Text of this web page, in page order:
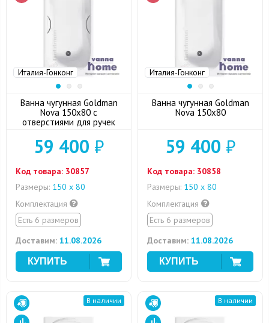
Италия-Гонконг
Ванна чугунная Goldman
Nova 150x80 с
отверстиями для ручек
59 400 ₽
Код товара: 30857
Размеры: 150 х 80
Комплектация
Есть 6 размеров
Доставим: 11.08.2026
Италия-Гонконг
Ванна чугунная Goldman
Nova 150x80
59 400 ₽
Код товара: 30858
Размеры: 150 х 80
Комплектация
Есть 6 размеров
Доставим: 11.08.2026
В наличии В наличии